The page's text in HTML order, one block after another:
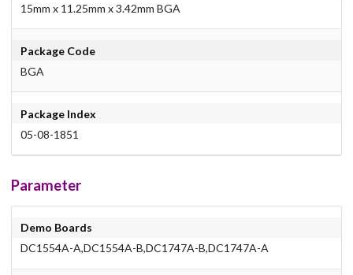
15mm x 11.25mm x 3.42mm BGA
Package Code
BGA
Package Index
05-08-1851
Parameter
Demo Boards
DC1554A-A,DC1554A-B,DC1747A-B,DC1747A-A